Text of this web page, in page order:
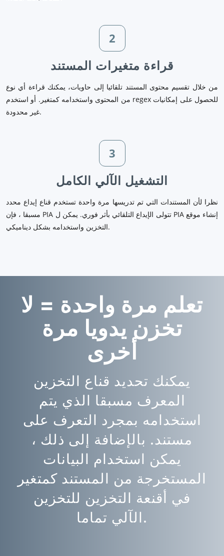
2
قراءة متغيرات المستند
من خلال تقسيم محتوى المستند تلقائيا إلى حاويات، يمكنك قراءة أي نوع
من المحتوى واستخدامه كمتغير. أو استخدم regex للحصول على إمكانيات
غير محدودة.
3
التشغيل الآلي الكامل
نظرا لأن المستندات التي تم تدريسها مرة واحدة تستخدم قناع إيداع محدد
مسبقا ، فإن PIA تتولى الإيداع التلقائي بأثر فوري. يمكن ل PIA إنشاء موقع
التخزين واستخدامه بشكل ديناميكي.
تعلم مرة واحدة = لا
تخزن يدويا مرة
أخرى
يمكنك تحديد قناع التخزين
المعرف مسبقا الذي يتم
استخدامه بمجرد التعرف على
مستند. بالإضافة إلى ذلك ،
يمكن استخدام البيانات
المستخرجة من المستند كمتغير
في أقنعة التخزين للتخزين
الآلي تماما.